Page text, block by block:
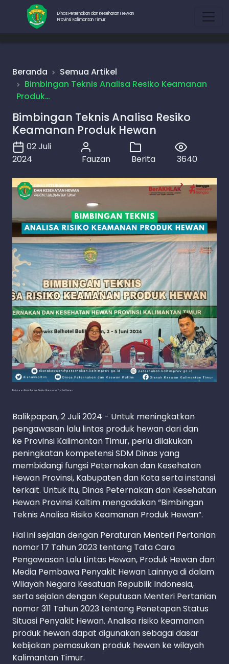
Dinas Peternakan dan Kesehatan Hewan
Provinsi Kalimantan Timur
Beranda
Semua Artikel
Bimbingan Teknis Analisa Resiko Keamanan
Produk…
Bimbingan Teknis Analisa Resiko
Keamanan Produk Hewan
02 Juli
2024
Fauzan Berita 3640
Bimbingan Teknis Analisa Resiko Keamanan Produk Hewan
Balikpapan, 2 Juli 2024 - Untuk meningkatkan
pengawasan lalu lintas produk hewan dari dan
ke Provinsi Kalimantan Timur, perlu dilakukan
peningkatan kompetensi SDM Dinas yang
membidangi fungsi Peternakan dan Kesehatan
Hewan Provinsi, Kabupaten dan Kota serta instansi
terkait. Untuk itu, Dinas Peternakan dan Kesehatan
Hewan Provinsi Kaltim mengadakan “Bimbingan
Teknis Analisa Risiko Keamanan Produk Hewan”.
Hal ini sejalan dengan Peraturan Menteri Pertanian
nomor 17 Tahun 2023 tentang Tata Cara
Pengawasan Lalu Lintas Hewan, Produk Hewan dan
Media Pembawa Penyakit Hewan Lainnya di dalam
Wilayah Negara Kesatuan Republik lndonesia,
serta sejalan dengan Keputusan Menteri Pertanian
nomor 311 Tahun 2023 tentang Penetapan Status
Situasi Penyakit Hewan. Analisa risiko keamanan
produk hewan dapat digunakan sebagai dasar
kebijakan pemasukan produk hewan ke wilayah
Kalimantan Timur.